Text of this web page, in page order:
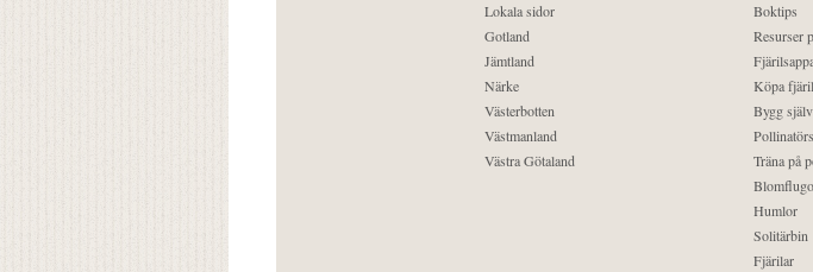
Lokala sidor
Gotland
Jämtland
Närke
Västerbotten
Västmanland
Västra Götaland
Boktips
Resurser
Köpa
Bygg själv
Träna på
Humlor
Solitärbin
Fjärilar